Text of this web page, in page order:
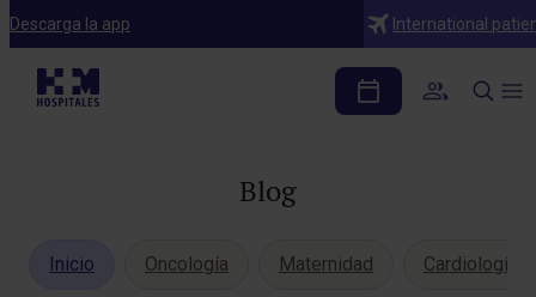
Descarga la app International
Blog
Inicio Oncología Maternidad Cardiología